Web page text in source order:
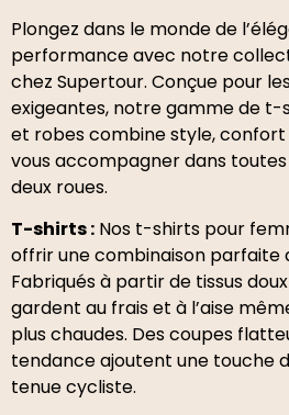
Plongez dans le monde de
performance avec notre
chez Supertour. Conçue pour
exigeantes, notre gamme de t-
et robes combine style,
vous accompagner dans
deux roues.
T-shirts : Nos t-shirts pour
offrir une combinaison parfaite
Fabriqués à partir de tissus
gardent au frais et à l’aise
plus chaudes. Des coupes
tendance ajoutent une touche
tenue cycliste.